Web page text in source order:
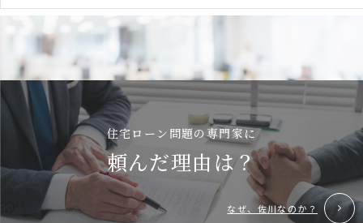
住宅ローン問題の専門家に
頼んだ理由は？
なぜ、佐川なのか？